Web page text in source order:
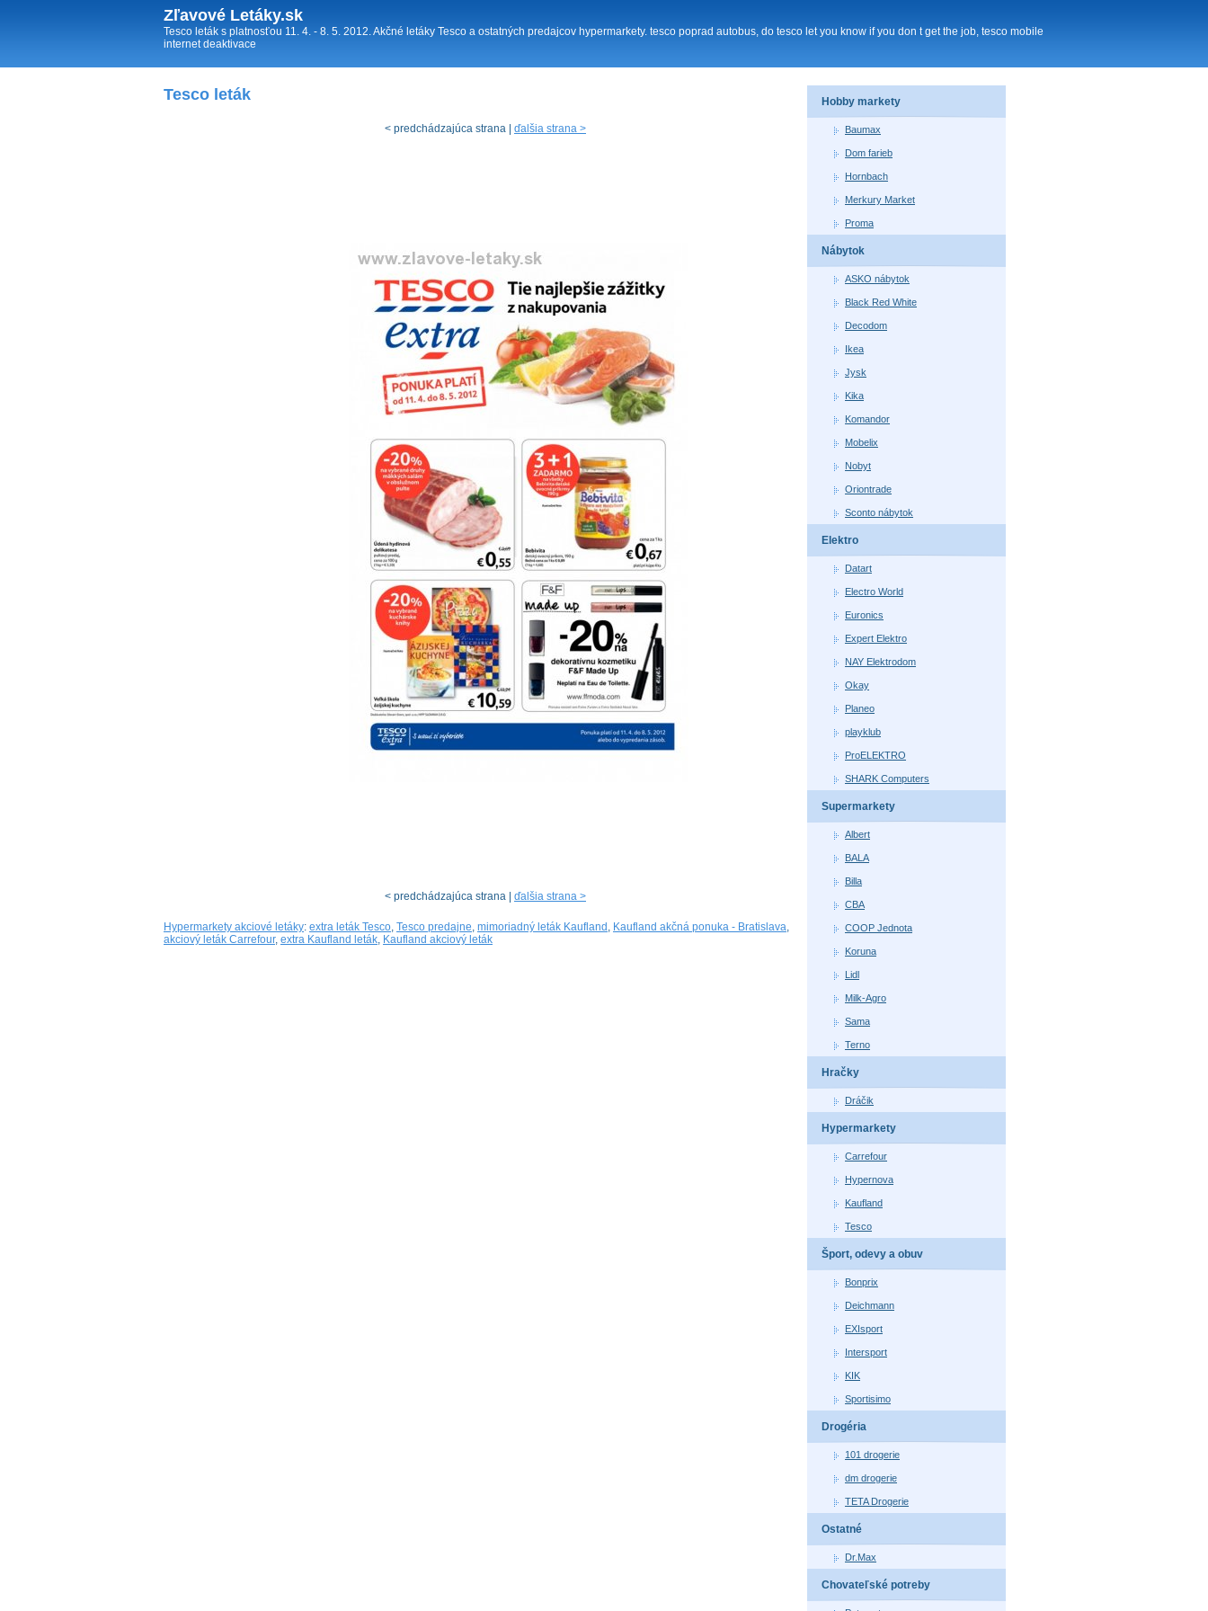
Zľavové Letáky.sk
Tesco leták s platnosťou 11. 4. - 8. 5. 2012. Akčné letáky Tesco a ostatných predajcov hypermarkety. tesco poprad autobus, do tesco let you know if you don t get the job, tesco mobile
internet deaktivace
Tesco leták
< predchádzajúca strana | ďalšia strana >
< predchádzajúca strana | ďalšia strana >
Hypermarkety akciové letáky: extra leták Tesco, Tesco predajne, mimoriadný leták Kaufland , Kaufland akčná ponuka - Bratislava,
akciový leták Carrefour, extra Kaufland leták, Kaufland akciový leták
Hobby markety
Baumax
Dom farieb
Hornbach
Merkury Market
Proma
Nábytok
ASKO nábytok
Black Red White
Decodom
Ikea
Jysk
Kika
Komandor
Mobelix
Nobyt
Oriontrade
Sconto nábytok
Elektro
Datart
Electro World
Euronics
Expert Elektro
NAY Elektrodom
Okay
Planeo
playklub
ProELEKTRO
SHARK Computers
Supermarkety
Albert
BALA
Billa
CBA
COOP Jednota
Koruna
Lidl
Milk-Agro
Sama
Terno
Hračky
Dráčik
Hypermarkety
Carrefour
Hypernova
Kaufland
Tesco
Šport, odevy a obuv
Bonprix
Deichmann
EXIsport
Intersport
KIK
Sportisimo
Drogéria
101 drogerie
dm drogerie
TETA Drogerie
Ostatné
Dr.Max
Chovateľské potreby